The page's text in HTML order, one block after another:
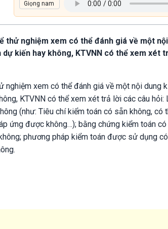
thử nghiệm xem có thể đánh giá về một
kiến hay không, KTVNN có thể xem xét
xem có thể đánh giá về một nội dung
KTVNN có thể xem xét trả lời các câu hỏi:
(như: Tiêu chí kiểm toán có sẵn không, có
ứng được không…); bằng chứng kiểm toán có
phương pháp kiểm toán được sử dụng